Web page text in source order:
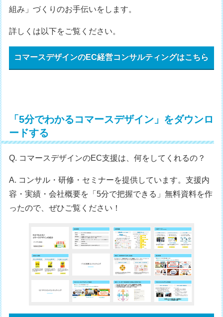
組み」づくりのお手伝いをします。
詳しくは以下をご覧ください。
コマースデザインのEC経営コンサルティングはこちら
「5分でわかるコマースデザイン」をダウンロ
ードする
Q. コマースデザインのEC支援は、何をしてくれるの？
A. コンサル・研修・セミナーを提供しています。支援内
容・実績・会社概要を「5分で把握できる」無料資料を作
ったので、ぜひご覧ください！